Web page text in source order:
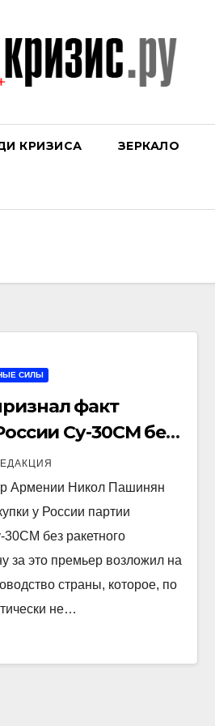
КРИЗИСА ЗЕРКАЛО
СИЛЫ
факт
Су-30СМ без
Армении Никол Пашинян
у России партии
30СМ без ракетного
за это премьер возложил на
страны, которое, по
не…